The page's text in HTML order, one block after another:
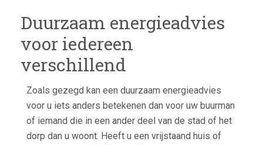
Duurzaam energieadvies
voor iedereen
verschillend
Zoals gezegd kan een duurzaam energieadvies
voor u iets anders betekenen dan voor uw buurman
of iemand die in een ander deel van de stad of het
dorp dan u woont. Heeft u een vrijstaand huis of